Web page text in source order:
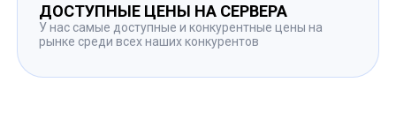
ДОСТУПНЫЕ ЦЕНЫ НА СЕРВЕРА
У нас самые доступные и конкурентные цены на
рынке среди всех наших конкурентов